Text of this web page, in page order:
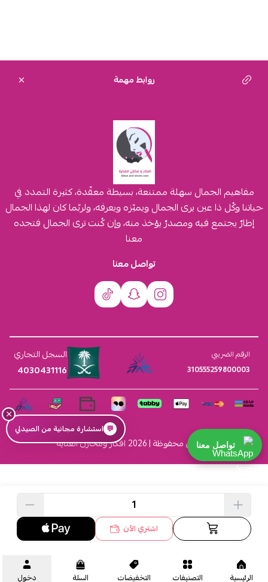
اشتري الآن
روابط مهمة
مفاهيم الجمال سهلة ممتنعة، بسيطة معقّدة، كثيرة التمدد في
حياتنا وكُل ذا عين يرى الجمال ويميّزه ويعرفه، ولربّما كان لهذا الجمال
إطارٌ يجتمع فيه ومصدرٌ يؤخذ منه، وإن كُنت ترى الجمال فتجده
معنا
تواصل معنا
الرقم الضريبي
310555259800003
السجل التجاري
4030431116
الحقوق محفوظة | 2026 افكار ومخازن العناية
الرئيسية التصنيفات التخفيضات السلة دخول
×
💬 استشارة مجانية من الصيدلي
تواصل معنا